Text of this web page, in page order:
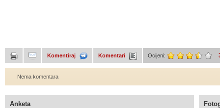
Komentiraj Komentari Ocijeni:
Nema komentara
Anketa